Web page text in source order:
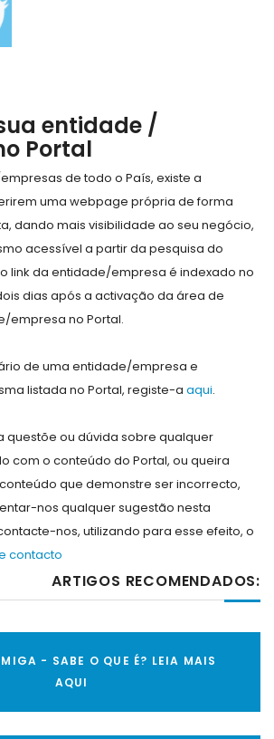
entidade /
Portal
de todo o País, existe a
uma webpage própria de forma
dando mais visibilidade ao seu negócio,
acessível a partir da pesquisa do
o link da entidade/empresa é indexado no
dias após a activação da área de
empresa no Portal.
de uma entidade/empresa e
listada no Portal, registe-a aqui.
questõe ou dúvida sobre qualquer
com o conteúdo do Portal, ou queira
que demonstre ser incorrecto,
nos qualquer sugestão nesta
nos, utilizando para esse efeito, o
contacto
ARTIGOS RECOMENDADOS:
- SABE O QUE É? LEIA MAIS
AQUI